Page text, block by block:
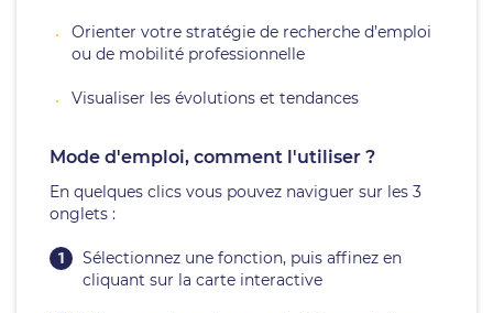
Orienter votre stratégie de recherche d’emploi
ou de mobilité professionnelle
Visualiser les évolutions et tendances
Mode d'emploi, comment l'utiliser ?
En quelques clics vous pouvez naviguer sur les 3
onglets :
Sélectionnez une fonction, puis affinez en
cliquant sur la carte interactive